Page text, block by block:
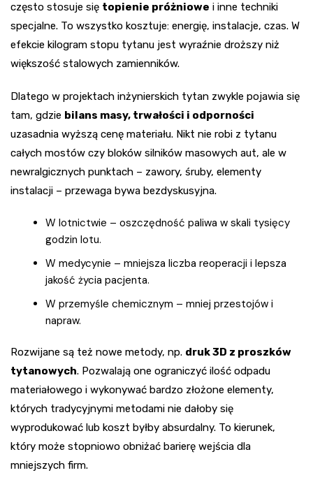
często stosuje się topienie próżniowe i inne techniki
specjalne. To wszystko kosztuje: energię, instalacje, czas. W
efekcie kilogram stopu tytanu jest wyraźnie droższy niż
większość stalowych zamienników.
Dlatego w projektach inżynierskich tytan zwykle pojawia się
tam, gdzie bilans masy, trwałości i odporności
uzasadnia wyższą cenę materiału. Nikt nie robi z tytanu
całych mostów czy bloków silników masowych aut, ale w
newralgicznych punktach – zawory, śruby, elementy
instalacji – przewaga bywa bezdyskusyjna.
W lotnictwie – oszczędność paliwa w skali tysięcy
godzin lotu.
W medycynie – mniejsza liczba reoperacji i lepsza
jakość życia pacjenta.
W przemyśle chemicznym – mniej przestojów i
napraw.
Rozwijane są też nowe metody, np. druk 3D z proszków
tytanowych. Pozwalają one ograniczyć ilość odpadu
materiałowego i wykonywać bardzo złożone elementy,
których tradycyjnymi metodami nie dałoby się
wyprodukować lub koszt byłby absurdalny. To kierunek,
który może stopniowo obniżać barierę wejścia dla
mniejszych firm.